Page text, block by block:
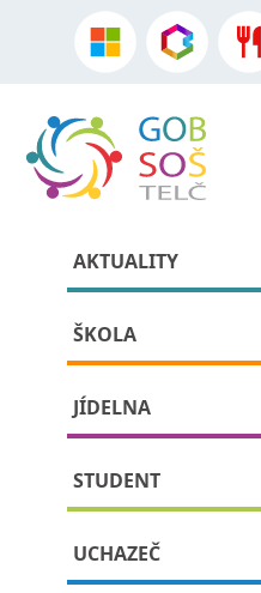
AKTUALITY
ŠKOLA
JÍDELNA
STUDENT
UCHAZEČ
» » detail příspěvku:
Karolína Zoe
gymnáziu